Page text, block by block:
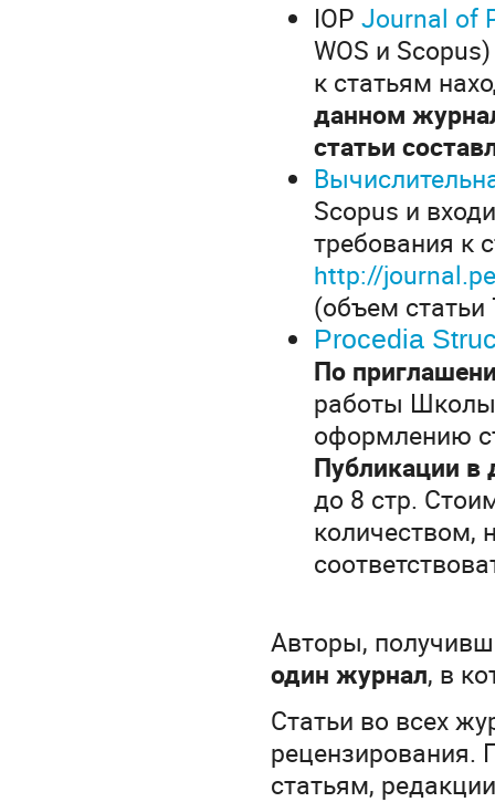
IOP Journal of
WOS и
к статьям
данном
статьи
Scopus и
требования к
http://
(объем статьи
Procedia
По
работы
оформлению
Публикации
до 8 стр.
количеством,
Авторы,
один журнал, в
Статьи во всех
рецензирования.
статьям,